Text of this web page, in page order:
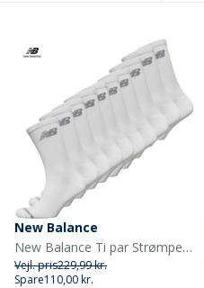
New Balance
New Balance Ti par Strømper med Polstring Hvid Crew
Vejl. pris229,99 kr.
Spare110,00 kr.